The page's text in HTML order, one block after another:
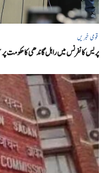
قومی خبریں
پریس کانفرنس میں راہل گاندھی کا حکومت